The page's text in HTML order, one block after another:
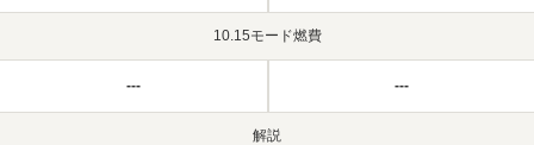
10.15モード燃費
--- ---
解説